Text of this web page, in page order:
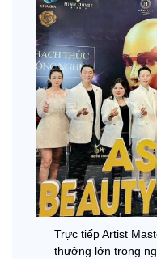
Trực tiếp Artist
thưởng lớn trong